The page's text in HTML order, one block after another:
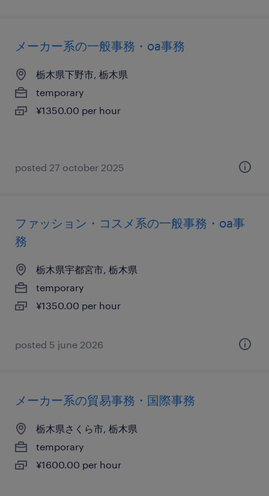
メーカー系の一般事務・oa事務
栃木県下野市, 栃木県
temporary
¥1350.00 per hour
posted 27 october 2025
ファッション・コスメ系の一般事務・oa事
務
栃木県宇都宮市, 栃木県
temporary
¥1350.00 per hour
posted 5 june 2026
メーカー系の貿易事務・国際事務
栃木県さくら市, 栃木県
temporary
¥1600.00 per hour